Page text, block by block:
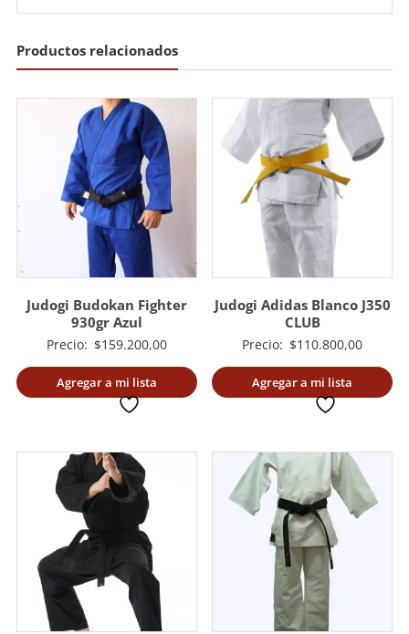
Productos relacionados
Judogi Budokan Fighter
930gr Azul
Precio: $159.200,00
Agregar a mi lista
Judogi Adidas Blanco J350
CLUB
Precio: $110.800,00
Agregar a mi lista